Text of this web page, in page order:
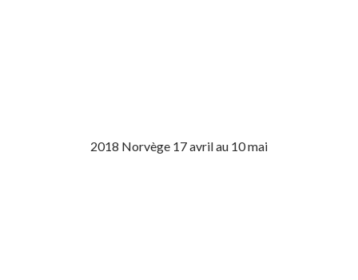
2018 Norvège 17 avril au 10 mai